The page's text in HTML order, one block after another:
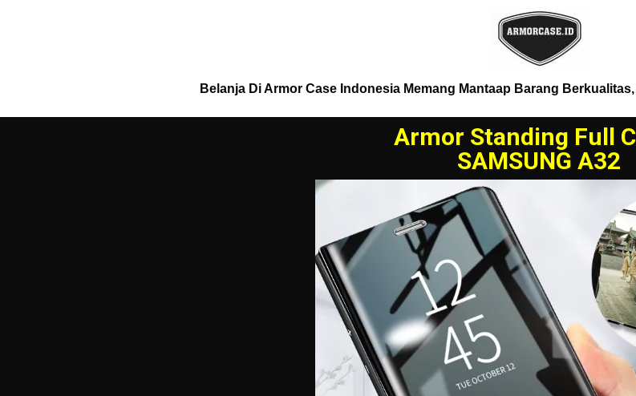
Belanja Di Armor Case Indonesia Memang Mantaap Barang
Armor Standing Full
SAMSUNG A32